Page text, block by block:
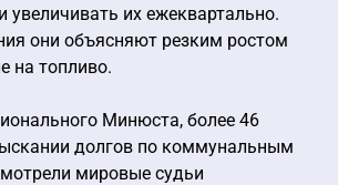
увеличивать их ежеквартально.
они объясняют резким ростом
на топливо.
Минюста, более 46
долгов по коммунальным
мировые судьи